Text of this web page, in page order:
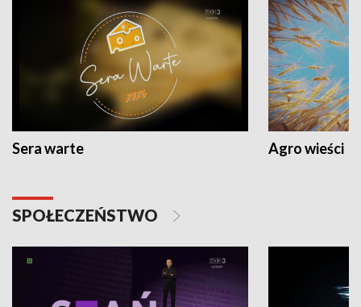
Sera warte Agro wieści
SPOŁECZEŃSTWO